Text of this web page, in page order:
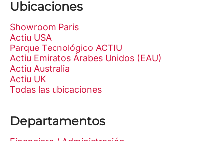
Ubicaciones
Showroom Paris
Actiu USA
Parque Tecnológico ACTIU
Actiu Emiratos Árabes Unidos (EAU)
Actiu Australia
Actiu UK
Todas las ubicaciones
Departamentos